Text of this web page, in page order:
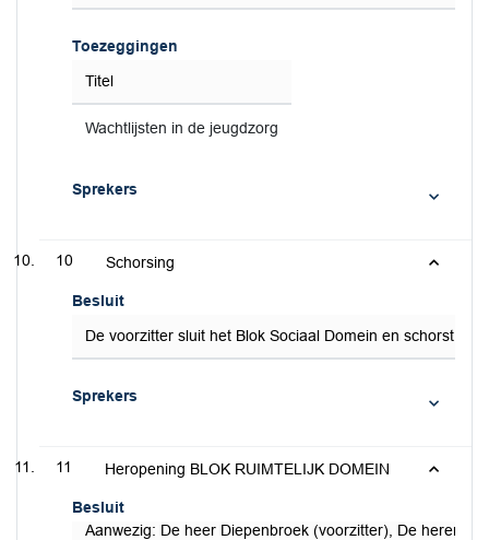
Toezeggingen
Titel
Wachtlijsten in de jeugdzorg
Sprekers
10 Schorsing
Besluit
De voorzitter sluit het Blok Sociaal Domein en schorst de
Sprekers
11 Heropening BLOK RUIMTELIJK DOMEIN
Besluit
Aanwezig: De heer Diepenbroek (voorzitter), De heren